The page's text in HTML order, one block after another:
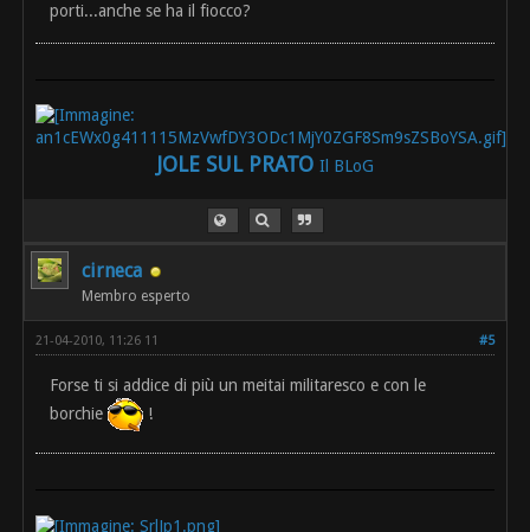
porti...anche se ha il fiocco?
JOLE SUL PRATO Il BLoG
cirneca
Membro esperto
#5
21-04-2010, 11:26 11
Forse ti si addice di più un meitai militaresco e con le
borchie
!